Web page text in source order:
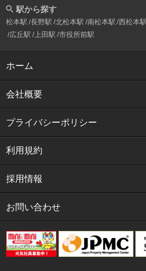
駅から探す
松本駅 長野駅 北松本駅 南松本駅 西松本駅
広丘駅 上田駅 市役所前駅
ホーム
会社概要
プライバシーポリシー
利用規約
採用情報
お問い合わせ